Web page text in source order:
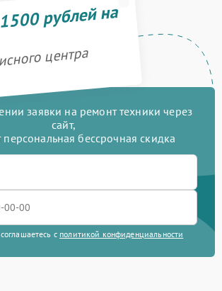
рублей на
центра
заявки на ремонт техники через
сайт,
персональная бессрочная скидка
с политикой конфиденциальности